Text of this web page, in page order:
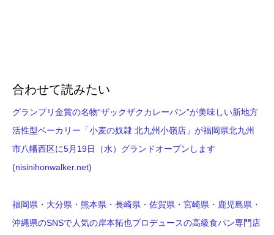
合わせて読みたい
グランプリ金賞の名物“ザックザクカレーパン”が美味しい新地方
活性型ベーカリー「小麦の奴隷 北九州小嶺店」が福岡県北九州
市八幡西区に5月19日（水）グランドオープンします
(nisinihonwalker.net)
福岡県・大分県・熊本県・長崎県・佐賀県・宮崎県・鹿児島県・
沖縄県のSNSで人気の岸本拓也プロデュースの高級食パン専門店